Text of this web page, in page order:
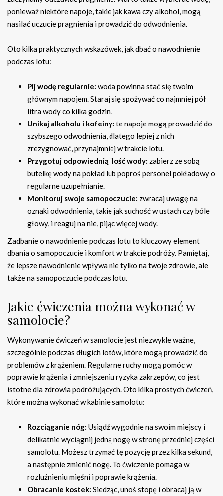
ponieważ niektóre napoje, takie jak kawa czy alkohol, mogą
nasilać uczucie pragnienia i prowadzić do odwodnienia.
Oto kilka praktycznych wskazówek, jak dbać o nawodnienie
podczas lotu:
Pij wodę regularnie: woda powinna stać się twoim
głównym napojem. Staraj się spożywać co najmniej pół
litra wody co kilka godzin.
Unikaj alkoholu i kofeiny: te napoje mogą prowadzić do
szybszego odwodnienia, dlatego lepiej z nich
zrezygnować, przynajmniej w trakcie lotu.
Przygotuj odpowiednią ilość wody: zabierz ze sobą
butelkę wody na pokład lub poproś personel pokładowy o
regularne uzupełnianie.
Monitoruj swoje samopoczucie: zwracaj uwagę na
oznaki odwodnienia, takie jak suchość w ustach czy bóle
głowy, i reaguj na nie, pijąc więcej wody.
Zadbanie o nawodnienie podczas lotu to kluczowy element
dbania o samopoczucie i komfort w trakcie podróży. Pamiętaj,
że lepsze nawodnienie wpływa nie tylko na twoje zdrowie, ale
także na samopoczucie podczas lotu.
Jakie ćwiczenia można wykonać w
samolocie?
Wykonywanie ćwiczeń w samolocie jest niezwykle ważne,
szczególnie podczas długich lotów, które mogą prowadzić do
problemów z krążeniem. Regularne ruchy mogą pomóc w
poprawie krążenia i zmniejszeniu ryzyka zakrzepów, co jest
istotne dla zdrowia podróżujących. Oto kilka prostych ćwiczeń,
które można wykonać w kabinie samolotu:
Rozciąganie nóg: Usiądź wygodnie na swoim miejscy i
delikatnie wyciągnij jedną nogę w stronę przedniej części
samolotu. Możesz trzymać tę pozycję przez kilka sekund,
a następnie zmienić nogę. To ćwiczenie pomaga w
rozluźnieniu mięśni i poprawie krążenia.
Obracanie kostek: Siedząc, unoś stopę i obracaj ją w